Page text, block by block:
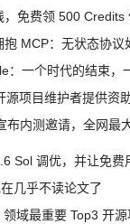
，免费领 500 Credits
MCP：无状态协议
：一个时代的结束，
源项目维护者提供资
布内测邀请，全网最
Sol 调优，并让免费
几乎不读论文了
域最重要 Top3 开源